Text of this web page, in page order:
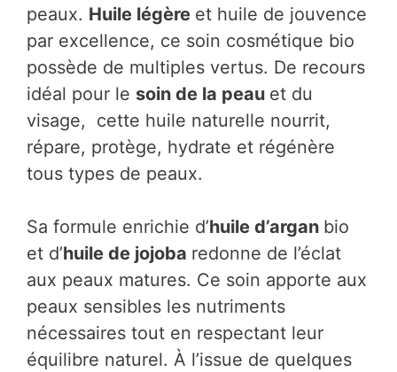
peaux. Huile légère et huile de jouvence
par excellence, ce soin cosmétique bio
possède de multiples vertus. De recours
idéal pour le soin de la peau et du
visage, cette huile naturelle nourrit,
répare, protège, hydrate et régénère
tous types de peaux.
Sa formule enrichie d’huile d’argan bio
et d’huile de jojoba redonne de l’éclat
aux peaux matures. Ce soin apporte aux
peaux sensibles les nutriments
nécessaires tout en respectant leur
équilibre naturel. À l’issue de quelques